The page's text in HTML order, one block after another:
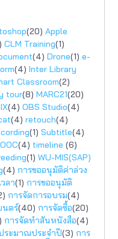
(20) Apple
CLM Training(1)
(4) Drone(1) e-
(4) Inter Library
Classroom(2)
tour(8) MARC21(20)
(4) OBS Studio(4)
(4) retouch(4)
(1) Subtitle(4)
(4) timeline (6)
(1) WU-MIS(SAP)
(4) การขออนุมัติค่าล่วง
ลา(1) การขออนุมัติ
การจัดการอบรม(4)
นตร์(40) การจัดซื้อ(20)
การจัดทำสันหนังสือ(4)
ระมาณประจำปี(3) การ